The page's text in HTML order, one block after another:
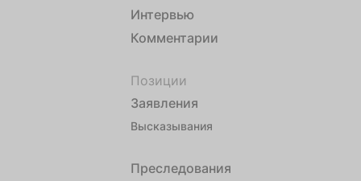
Интервью
Комментарии
Позиции
Заявления
Высказывания
Преследования